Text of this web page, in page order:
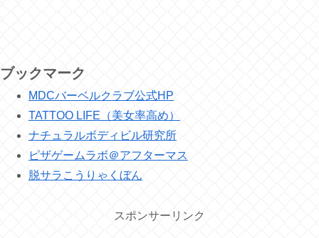
ブックマーク
MDCバーベルクラブ公式HP
TATTOO LIFE（美女率高め）
ナチュラルボディビル研究所
ピザゲームラボ＠アフターマス
脱サラこうりゃくぼん
スポンサーリンク